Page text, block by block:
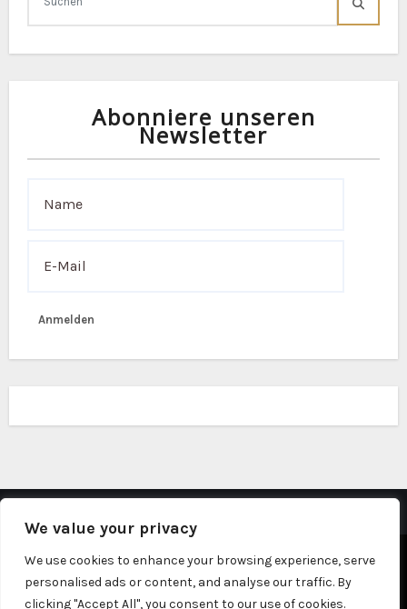
We value your privacy
We use cookies to enhance your browsing experience, serve
personalised ads or content, and analyse our traffic. By
clicking "Accept All", you consent to our use of cookies.
Abonniere unseren
Newsletter
Anmelden
Stolz präsentiert von WordPress|Theme: Fameup von
Themeansar